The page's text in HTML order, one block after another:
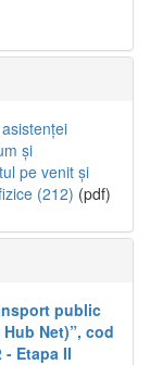
și
pe venit și
(212) (pdf)
public
Net)”, cod
- Etapa II